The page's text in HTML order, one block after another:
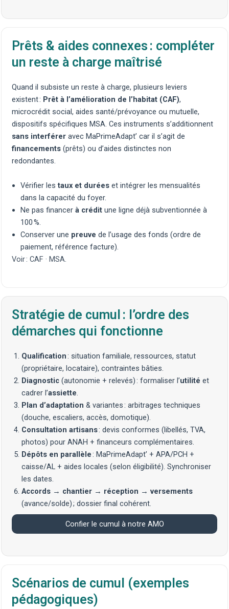
Prêts & aides connexes : compléter
un reste à charge maîtrisé
Quand il subsiste un reste à charge, plusieurs leviers
existent : Prêt à l’amélioration de l’habitat (CAF),
microcrédit social, aides santé/prévoyance ou mutuelle,
dispositifs spécifiques MSA. Ces instruments s’additionnent
sans interférer avec MaPrimeAdapt’ car il s’agit de
financements (prêts) ou d’aides distinctes non
redondantes.
Vérifier lestaux et durées et intégrer les mensualités
dans la capacité du foyer.
Ne pas financerà crédit une ligne déjà subventionnée à
100 %.
Conserver une preuve de l’usage des fonds (ordre de
paiement, référence facture).
Voir :CAF ·MSA.
Stratégie de cumul : l’ordre des
démarches qui fonctionne
Qualification: situation familiale, ressources, statut
(propriétaire, locataire), contraintes bâties.
Diagnostic(autonomie + relevés) : formaliser l’utilité et
cadrer l’assiette.
Plan d’adaptation & variantes : arbitrages techniques
(douche, escaliers, accès, domotique).
Consultation artisans: devis conformes (libellés, TVA,
photos) pour ANAH + financeurs complémentaires.
Dépôts en parallèle: MaPrimeAdapt’ + APA/PCH +
caisse/AL + aides locales (selon éligibilité). Synchroniser
les dates.
Accords→ chantier→ réception → versements
(avance/solde) ; dossier final cohérent.
Confier le cumul à notre AMO
Scénarios de cumul (exemples
pédagogiques)